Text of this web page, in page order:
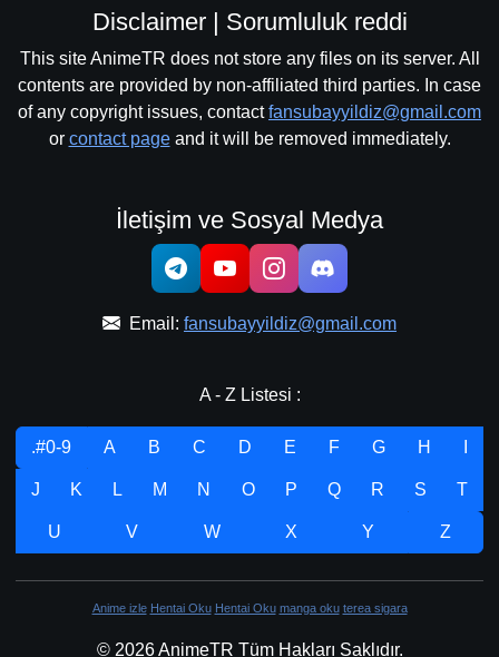
Disclaimer | Sorumluluk reddi
This site AnimeTR does not store any files on its server. All
contents are provided by non-affiliated third parties. In case
of any copyright issues, contactfansubayyildiz@gmail.com
or contact pageand it will be removed immediately.
İletişim ve Sosyal Medya
Email: fansubayyildiz@gmail.com
A - Z Listesi :
.#0-9 A B C D E F G H
J K L M N O P Q R S T
U V W X Y Z
Anime izle Hentai Oku Hentai Oku manga oku terea sigara
© 2026 AnimeTR Tüm Hakları Saklıdır.